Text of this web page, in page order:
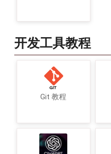
开发工具教程
Git 教程